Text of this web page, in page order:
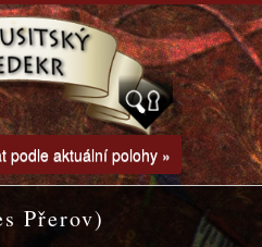
podle aktuální polohy »
Přerov)